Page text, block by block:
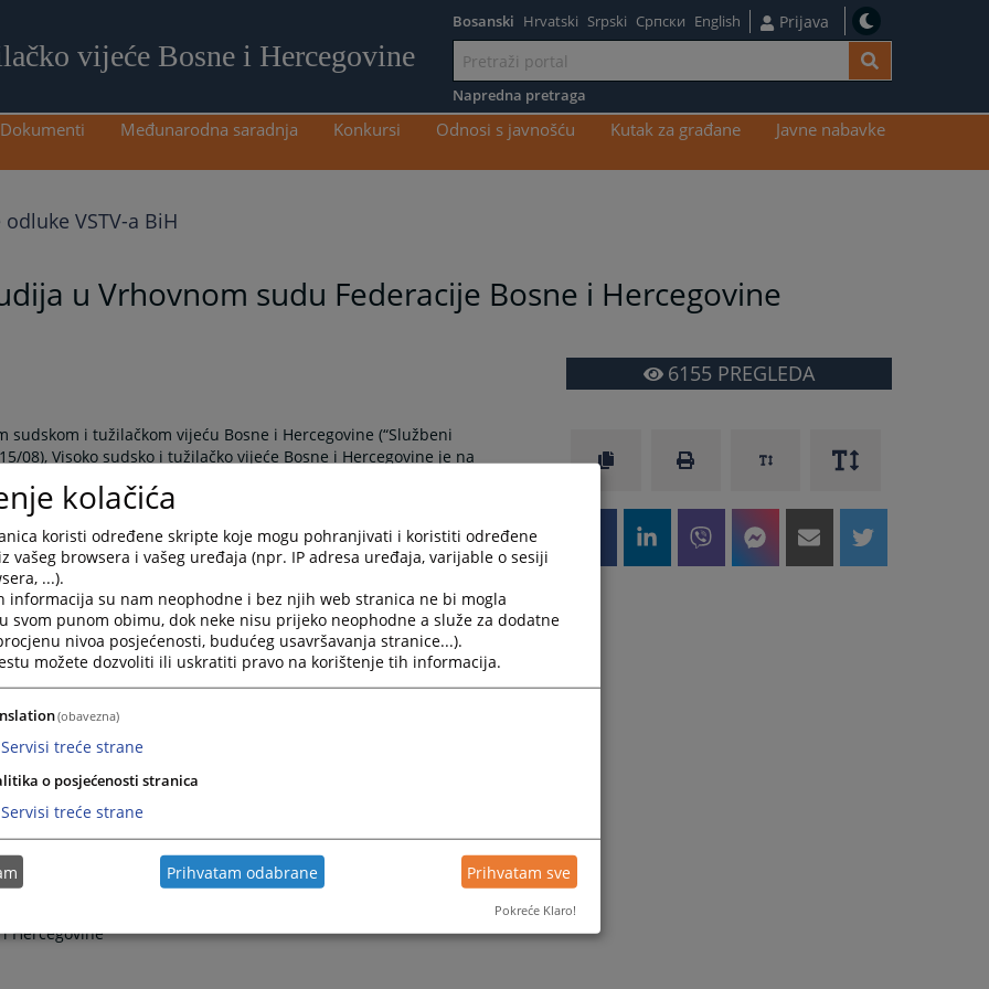
vijeće Bosne i Hercegovine
sadržaj
Bosanski Hrvatski Srpski Српски English Prijava
Napredna pretraga
Dokumenti Međunarodna saradnja Konkursi Odnosi s javnošću Kutak za građane
Javne nabavke
VSTV-a BiH
u Vrhovnom sudu Federacije Bosne i Hercegovine
sudskom i tužilačkom vijeću Bosne i Hercegovine (“Službeni
08), Visoko sudsko i tužilačko vijeće Bosne i Hercegovine je na
ODLUKU
sudu Federacije Bosne i Hercegovine
I
u Vrhovnom sudu Federacije Bosne i Hercegovine kako slijedi:
dvadeset i dva (22) za još šest (6) sudija, tako da će
osam (28);
četrnaest (14) za još pet (5) sudija, tako da će sada
II
i po postupku utvrđenom Zakonom o Visokom sudskom i
vijeća BiH („Sl.glasnik BiH“ br. 44/09).
III
Hercegovine
6155 PREGLEDA
kolačića
koristi određene skripte koje mogu pohranjivati i koristiti određene
vašeg browsera i vašeg uređaja (npr. IP adresa uređaja, varijable o sesiji
...).
informacija su nam neophodne i bez njih web stranica ne bi mogla
svom punom obimu, dok neke nisu prijeko neophodne a služe za dodatne
nivoa posjećenosti, budućeg usavršavanja stranice...).
možete dozvoliti ili uskratiti pravo na korištenje tih informacija.
(obavezna)
Servisi treće strane
o posjećenosti stranica
Servisi treće strane
Prihvatam odabrane Prihvatam sve
Pokreće Klaro!